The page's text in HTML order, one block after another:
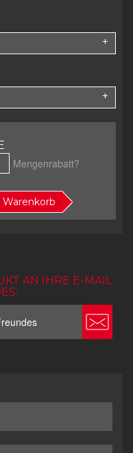
Mengenrabatt?
AN IHRE E-MAIL